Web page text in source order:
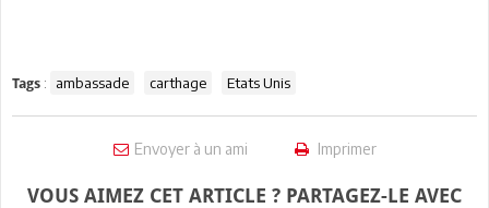
Tags : ambassade carthage Etats Unis
Envoyer à un ami Imprimer
VOUS AIMEZ CET ARTICLE ? PARTAGEZ-LE AVEC